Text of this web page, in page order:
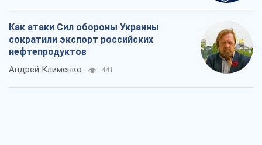
Как атаки Сил обороны Украины
сократили экспорт российских
нефтепродуктов
Андрей Клименко 441